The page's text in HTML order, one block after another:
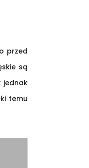
przed
są
jednak
temu